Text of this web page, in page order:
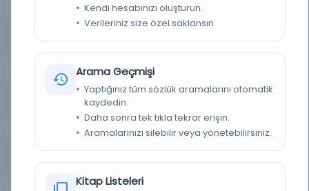
İstanbul - [y.y.]
Belge
Osmanlıca
Evet
Kendi hesabınızı oluşturun.
Verileriniz size özel saklansın.
Arama Geçmişi
Yaptığınız tüm sözlük aramalarını otomatik
kaydedin.
Daha sonra tek tıkla tekrar erişin.
Aramalarınızı silebilir veya yönetebilirsiniz.
Kitap Listeleri